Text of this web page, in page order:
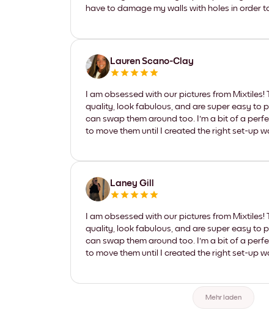
have to damage my walls with holes in order
Lauren Scano-Clay
I am obsessed with our pictures from Mixtiles!
quality, look fabulous, and are super easy to
can swap them around too. I'm a bit of a
to move them until I created the right set-up
Laney Gill
I am obsessed with our pictures from Mixtiles!
quality, look fabulous, and are super easy to
can swap them around too. I'm a bit of a
to move them until I created the right set-up
Mehr laden